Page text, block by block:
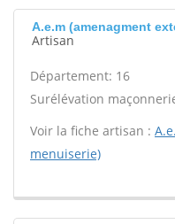
A.e.m (amenagment
Artisan
Département: 16
Surélévation
Voir la fiche artisan :
menuiserie)